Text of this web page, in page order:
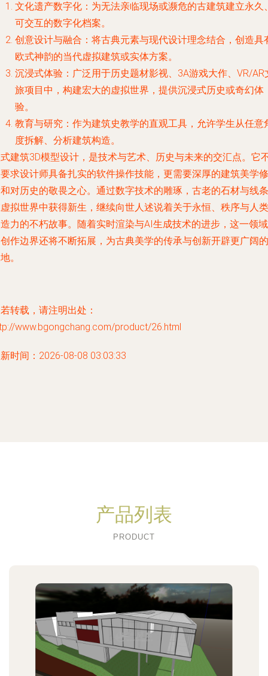
文化遗产数字化 ：为无法亲临现场或濒危的古建筑建立永久
可交互的数字化档案。
创意设计与融合 ：将古典元素与现代设计理念结合，创造具
欧式神韵的当代虚拟建筑或实体方案。
沉浸式体验 ：广泛用于历史题材影视、3A游戏大作、VR/AR
旅项目中，构建宏大的虚拟世界，提供沉浸式历史或奇幻体
验。
教育与研究 ：作为建筑史教学的直观工具，允许学生从任意
度拆解、分析建筑构造。
建筑3D模型设计，是技术与艺术、历史与未来的交汇点。它
求设计师具备扎实的软件操作技能，更需要深厚的建筑美学修
对历史的敬畏之心。通过数字技术的雕琢，古老的石材与线条
拟世界中获得新生，继续向世人述说着关于永恒、秩序与人类
力的不朽故事。随着实时渲染与AI生成技术的进步，这一领域
作边界还将不断拓展，为古典美学的传承与创新开辟更广阔的
。
转载，请注明出处：
www.bgongchang.com/product/26.html
时间：2026-08-08 03:03:33
产品列表
PRODUCT